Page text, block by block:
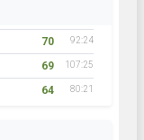
70 92:24
69 107:25
64 80:21